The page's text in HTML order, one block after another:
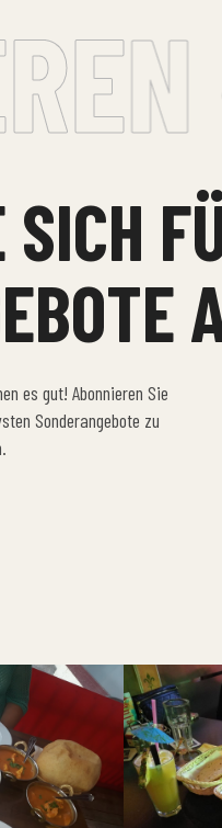
es gut! Abonnieren Sie
Sonderangebote zu